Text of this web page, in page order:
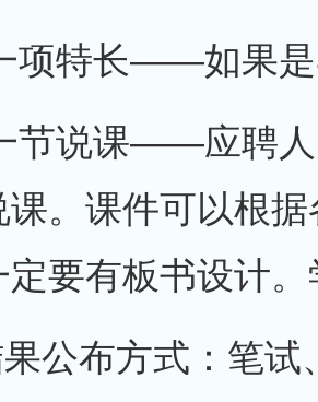
项特长——如果
节说课——应聘人
课。课件可以根
定要有板书设计
公布方式：笔